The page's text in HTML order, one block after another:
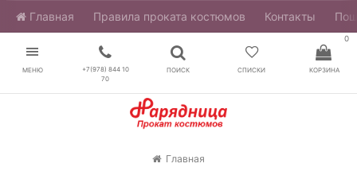
Главная ​Правила проката костюмов Контакты
МЕНЮ
+7(978) 844 10
70
ПОИСК СПИСКИ
0
КОРЗИНА
Главная